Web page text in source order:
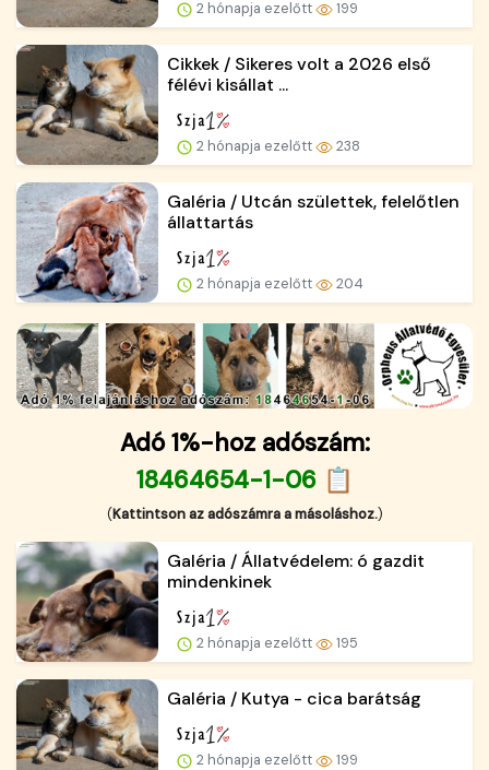
2 hónapja ezelőtt 199
Cikkek / Sikeres volt a 2026 első
félévi kisállat ...
2 hónapja ezelőtt 238
Galéria / Utcán születtek, felelőtlen
állattartás
2 hónapja ezelőtt 204
Adó 1%-hoz adószám:
18464654-1-06 📋
(Kattintson az adószámra a másoláshoz.)
Galéria / Állatvédelem: ó gazdit
mindenkinek
2 hónapja ezelőtt 195
Galéria / Kutya - cica barátság
2 hónapja ezelőtt 199